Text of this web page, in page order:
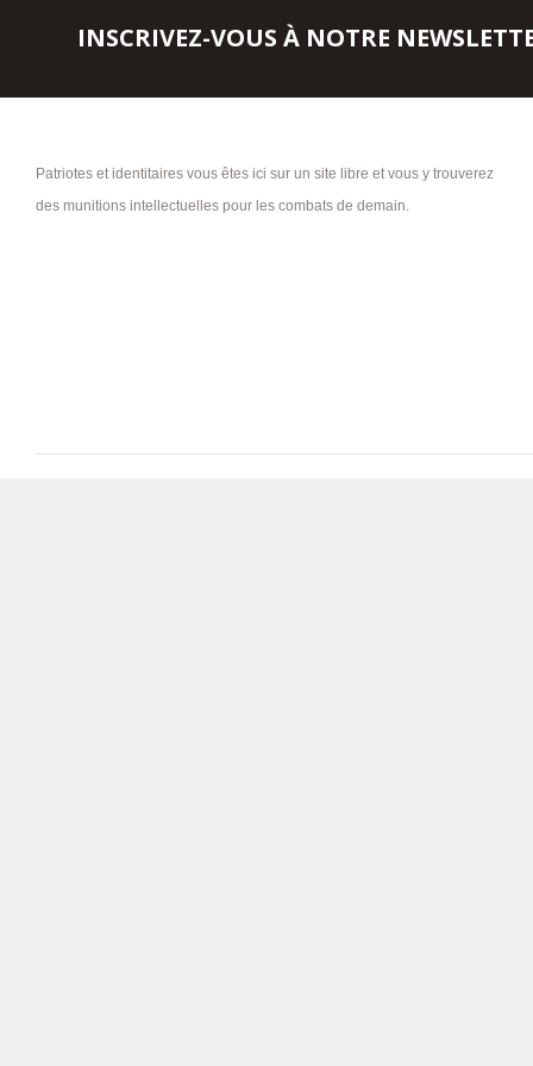
INSCRIVEZ-VOUS À NOTRE
Patriotes et identitaires vous êtes ici sur un site libre et vous y trouverez
des munitions intellectuelles pour les combats de demain.